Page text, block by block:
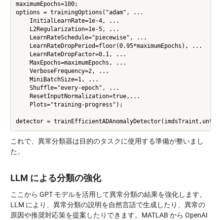
maximumEpochs=100;
options = trainingOptions("adam", ...
    InitialLearnRate=1e-4, ...
    L2Regularization=1e-5, ...
    LearnRateSchedule="piecewise", ...
    LearnRateDropPeriod=floor(0.95*maximumEpochs), ...
    LearnRateDropFactor=0.1, ...
    MaxEpochs=maximumEpochs, ...
    VerboseFrequency=2, ...
    MiniBatchSize=1, ...
    Shuffle="every-epoch", ...
    ResetInputNormalization=true,...
    Plots="training-progress");
これで、異常分類器は目的のタスクに使用する準備が整いまし
た。
LLM による分類の強化
ここから GPT モデルを活用して異常分類の結果を強化します。
LLM により、異常分類の説明を自然言語で生成したり、異常の
原因や推奨対応策を提案したりできます。MATLAB から OpenAI